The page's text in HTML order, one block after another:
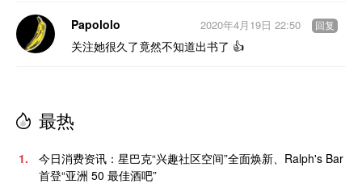
Papololo
关注她很久了竟然不知道出书了 👍
2020年4月19日 22:50 回复
最热
1.
今日消费资讯：星巴克“兴趣社区空间”全面焕新、Ralph's Bar
首登“亚洲 50 最佳酒吧”